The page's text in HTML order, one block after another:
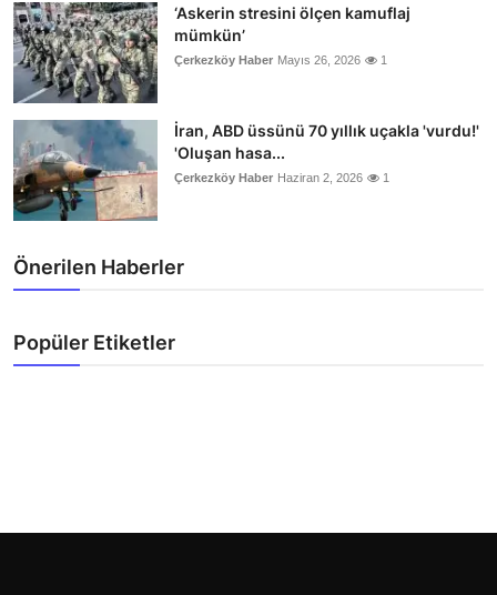
‘Askerin stresini ölçen kamuflaj
mümkün’
Çerkezköy Haber Mayıs 26, 2026 1
İran, ABD üssünü 70 yıllık uçakla 'vurdu!'
'Oluşan hasa...
Çerkezköy Haber Haziran 2, 2026 1
Önerilen Haberler
Popüler Etiketler